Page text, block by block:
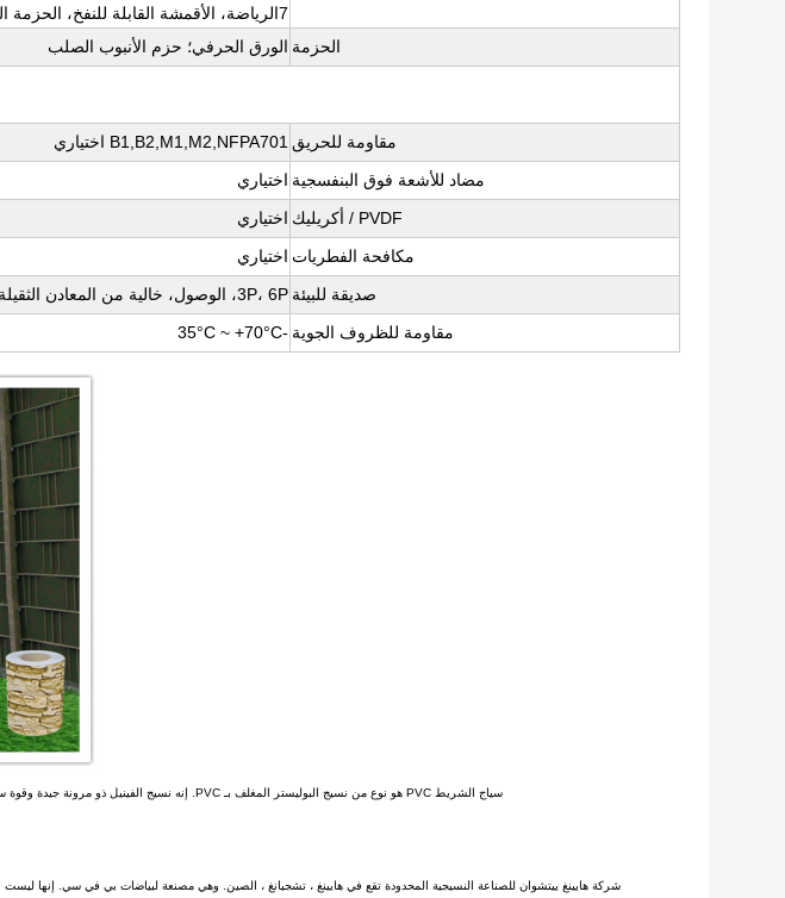
7الرياضة، الأقمشة القابلة للنفخ، الحزمة الخ
الحزمة الورق الحرفي؛ حزم الأنبوب الصلب
مقاومة للحريق B1,B2,M1,M2,NFPA701 اختياري
مضاد للأشعة فوق البنفسجية اختياري
PVDF / أكريليك
اختياري
مكافحة الفطريات اختياري
صديقة للبيئة 3P، 6P، الوصول، خالية من المعادن الثقيلة اختياري
مقاومة للظروف الجوية -35°C ~ +70°C
سياج الشريط PVC هو نوع من نسيج البوليستر المغلف بـ PVC. إنه نسيج الفينيل ذو مرونة جيدة وقوة سحب ممتازة وقوة دموع. يستخدم على نطاق واسع في المظلة وغطاء الشاحنات والخيمة,لافتة، منتجات قابلة للنفخ، مرافق البناء ومواد الظل للسكن.